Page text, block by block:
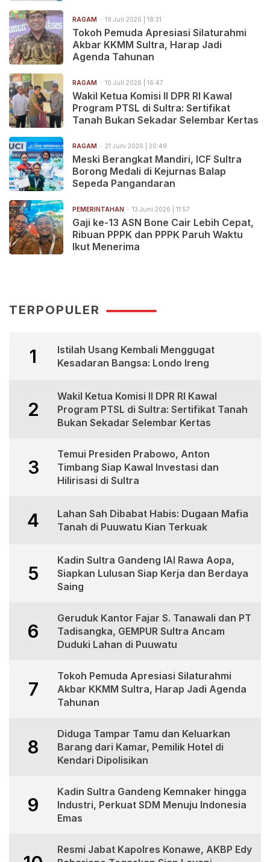
RAGAM 19 Juli 2026 | 18:31
Tokoh Pemuda Apresiasi Silaturahmi
Akbar KKMM Sultra, Harap Jadi
Agenda Tahunan
RAGAM 10 Juli 2026 | 16:47
Wakil Ketua Komisi II DPR RI Kawal
Program PTSL di Sultra: Sertifikat
Tanah Bukan Sekadar Selembar Kertas
RAGAM 21 Juni 2026 | 20:49
Meski Berangkat Mandiri, ICF Sultra
Borong Medali di Kejurnas Balap
Sepeda Pangandaran
PEMERINTAHAN 13 Juni 2026 | 11:57
Gaji ke-13 ASN Bone Cair Lebih Cepat,
Ribuan PPPK dan PPPK Paruh Waktu
Ikut Menerima
TERPOPULER
1
Istilah Usang Kembali Menggugat
Kesadaran Bangsa: Londo Ireng
2
Wakil Ketua Komisi II DPR RI Kawal
Program PTSL di Sultra: Sertifikat Tanah
Bukan Sekadar Selembar Kertas
3
Temui Presiden Prabowo, Anton
Timbang Siap Kawal Investasi dan
Hilirisasi di Sultra
4
Lahan Sah Dibabat Habis: Dugaan Mafia
Tanah di Puuwatu Kian Terkuak
5
Kadin Sultra Gandeng IAI Rawa Aopa,
Siapkan Lulusan Siap Kerja dan Berdaya
Saing
6
Geruduk Kantor Fajar S. Tanawali dan PT
Tadisangka, GEMPUR Sultra Ancam
Duduki Lahan di Puuwatu
7
Tokoh Pemuda Apresiasi Silaturahmi
Akbar KKMM Sultra, Harap Jadi Agenda
Tahunan
8
Diduga Tampar Tamu dan Keluarkan
Barang dari Kamar, Pemilik Hotel di
Kendari Dipolisikan
9
Kadin Sultra Gandeng Kemnaker hingga
Industri, Perkuat SDM Menuju Indonesia
Emas
Resmi Jabat Kapolres Konawe, AKBP Edy